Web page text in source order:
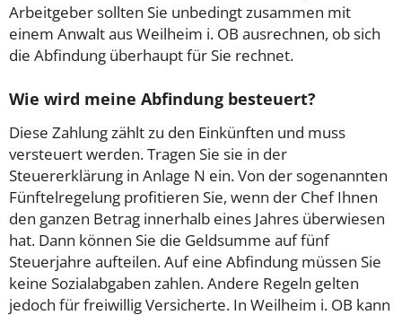
Arbeitgeber sollten Sie unbedingt zusammen mit
einem Anwalt aus Weilheim i. OB ausrechnen, ob sich
die Abfindung überhaupt für Sie rechnet.
Wie wird meine Abfindung besteuert?
Diese Zahlung zählt zu den Einkünften und muss
versteuert werden. Tragen Sie sie in der
Steuererklärung in Anlage N ein. Von der sogenannten
Fünftelregelung profitieren Sie, wenn der Chef Ihnen
den ganzen Betrag innerhalb eines Jahres überwiesen
hat. Dann können Sie die Geldsumme auf fünf
Steuerjahre aufteilen. Auf eine Abfindung müssen Sie
keine Sozialabgaben zahlen. Andere Regeln gelten
jedoch für freiwillig Versicherte. In Weilheim i. OB kann